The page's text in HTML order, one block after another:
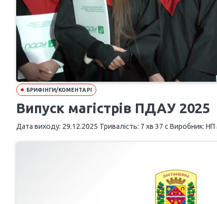
БРИФІНГИ/КОМЕНТАРІ
Випуск магістрів ПДАУ 2025
Дата виходу: 29.12.2025 Тривалість: 7 хв 37 с Виробник: НП